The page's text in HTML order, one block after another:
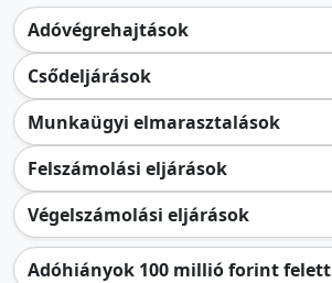
Adóvégrehajtások
Csődeljárások
Munkaügyi elmarasztalások
Felszámolási eljárások
Végelszámolási eljárások
Adóhiányok 100 millió forint felett